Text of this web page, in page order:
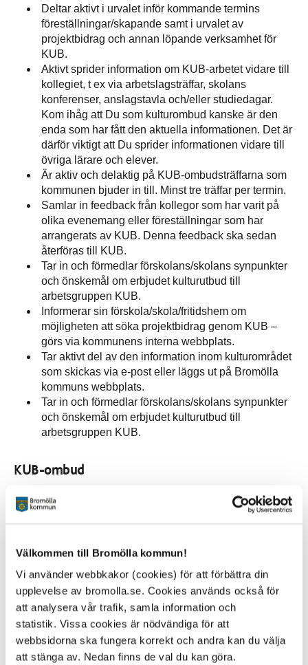
Välkommen till Bromölla kommun!
Vi använder webbkakor (cookies) för att förbättra din
upplevelse av bromolla.se. Cookies används också för
att analysera vår trafik, samla information och
statistik. Vissa cookies är nödvändiga för att
webbsidorna ska fungera korrekt och andra kan du välja
att stänga av. Nedan finns de val du kan göra.
Deltar aktivt i urvalet inför kommande termins
föreställningar/skapande samt i urvalet av
projektbidrag och annan löpande verksamhet för
KUB.
Aktivt sprider information om KUB-arbetet vidare till
kollegiet, t ex via arbetslagsträffar, skolans
konferenser, anslagstavla och/eller studiedagar.
Kom ihåg att Du som kulturombud kanske är den
enda som har fått den aktuella informationen. Det är
därför viktigt att Du sprider informationen vidare till
övriga lärare och elever.
Är aktiv och delaktig på KUB-ombudsträffarna som
kommunen bjuder in till. Minst tre träffar per termin.
Samlar in feedback från kollegor som har varit på
olika evenemang eller föreställningar som har
arrangerats av KUB. Denna feedback ska sedan
återföras till KUB.
Tar in och förmedlar förskolans/skolans synpunkter
och önskemål om erbjudet kulturutbud till
arbetsgruppen KUB.
Informerar sin förskola/skola/fritidshem om
möjligheten att söka projektbidrag genom KUB –
görs via kommunens interna webbplats.
Tar aktivt del av den information inom kulturområdet
som skickas via e-post eller läggs ut på Bromölla
kommuns webbplats.
Tar in och förmedlar förskolans/skolans synpunkter
och önskemål om erbjudet kulturutbud till
arbetsgruppen KUB.
KUB-ombud
Alvikenskolan Emma Justad
Kosmidis/Emma
Condrup
Edenryds skola Ann Herdmo
Gualövs skola Kristina Seiron